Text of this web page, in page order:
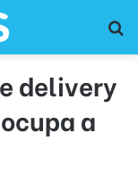
delivery
a